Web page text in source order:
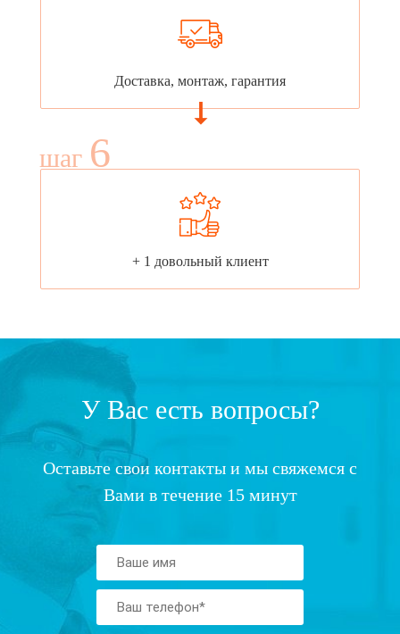
Доставка, монтаж, гарантия
шаг 6
+ 1 довольный клиент
У Вас есть вопросы?
Оставьте свои контакты и мы свяжемся с
Вами в течение 15 минут